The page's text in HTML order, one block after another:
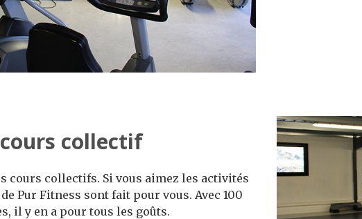
cours collectif
cours collectifs. Si vous aimez les activités
Pur Fitness sont fait pour vous. Avec 100
il y en a pour tous les goûts.